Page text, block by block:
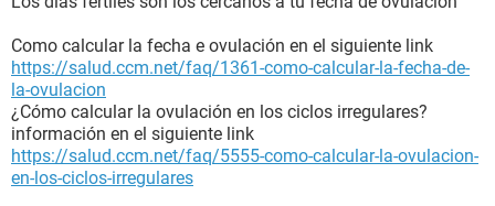
Como calcular la fecha e ovulación en el siguiente link
https://salud.ccm.net/faq/1361-como-calcular-la-fecha-de-
la-ovulacion
¿Cómo calcular la ovulación en los ciclos irregulares?
información en el siguiente link
https://salud.ccm.net/faq/5555-como-calcular-la-ovulacion-
en-los-ciclos-irregulares